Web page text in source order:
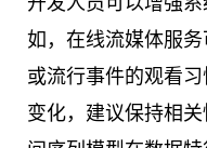
如，在线流媒体服
或流行事件的观看
变化，建议保持相